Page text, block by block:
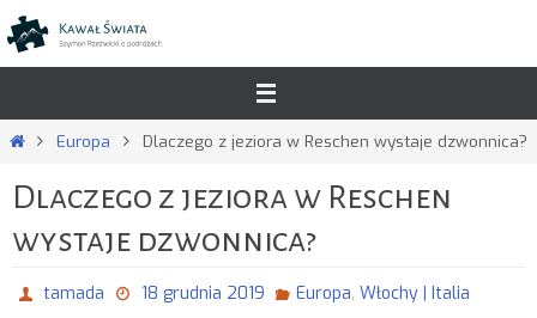
Przejdź
do
StronaEuropa Dlaczego z jeziora w Reschen wystaje dzwonnica?
Dlaczego z jeziora w Reschen
wystaje dzwonnica?
tamada 18 grudnia 2019 Europa, Włochy | Italia